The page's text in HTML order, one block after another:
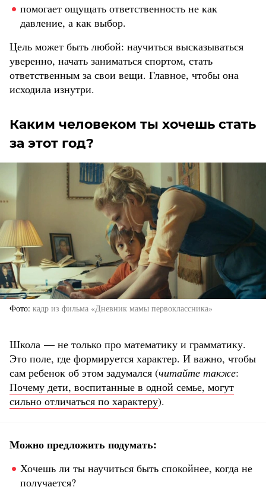
помогает ощущать ответственность не как
давление, а как выбор.
Цель может быть любой: научиться высказываться
уверенно, начать заниматься спортом, стать
ответственным за свои вещи. Главное, чтобы она
исходила изнутри.
Каким человеком ты хочешь стать
за этот год?
Фото кадр из фильма «Дневник мамы первоклассника»
Школа — не только про математику и грамматику.
Это поле, где формируется характер. И важно, чтобы
сам ребенок об этом задумался (читайте также:
Почему дети, воспитанные в одной семье, могут
сильно отличаться по характеру).
Можно предложить подумать:
Хочешь ли ты научиться быть спокойнее, когда не
получается?